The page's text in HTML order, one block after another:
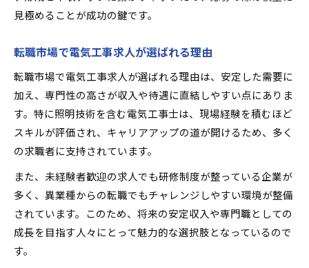
見極めることが成功の鍵です。
転職市場で電気工事求人が選ばれる理由
転職市場で電気工事求人が選ばれる理由は、安定した需要に
加え、専門性の高さが収入や待遇に直結しやすい点にありま
す。特に照明技術を含む電気工事士は、現場経験を積むほど
スキルが評価され、キャリアアップの道が開けるため、多く
の求職者に支持されています。
また、未経験者歓迎の求人でも研修制度が整っている企業が
多く、異業種からの転職でもチャレンジしやすい環境が整備
されています。このため、将来の安定収入や専門職としての
成長を目指す人々にとって魅力的な選択肢となっているので
す。